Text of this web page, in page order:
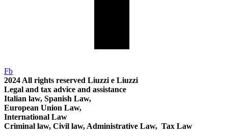
Fb
2024 All rights reserved Liuzzi e Liuzzi
Legal and tax advice and assistance
Italian law, Spanish Law,
European Union Law,
International Law
Criminal law, Civil law, Administrative Law, Tax Law